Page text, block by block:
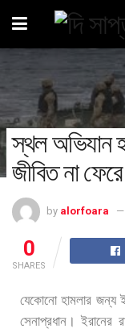
স্থল অভিযান
জীবিত না ফেরে
by alorfoara
0
SHARES
যেকোনো হামলার জন্য
সেনাপ্রধান। ইরানের